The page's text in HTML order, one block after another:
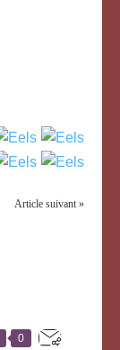
Article suivant »
0